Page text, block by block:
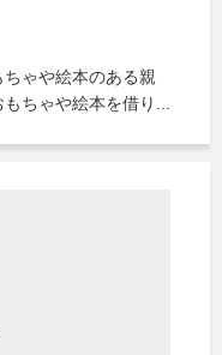
ゃや絵本のある親
ちゃや絵本を借り...